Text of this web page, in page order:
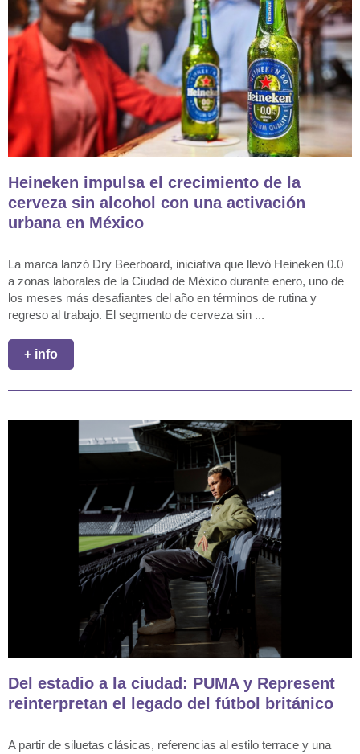
Heineken impulsa el crecimiento de la
cerveza sin alcohol con una activación
urbana en México
La marca lanzó Dry Beerboard, iniciativa que llevó Heineken 0.0
a zonas laborales de la Ciudad de México durante enero, uno de
los meses más desafiantes del año en términos de rutina y
regreso al trabajo. El segmento de cerveza sin ...
+ info
Del estadio a la ciudad: PUMA y Represent
reinterpretan el legado del fútbol británico
A partir de siluetas clásicas, referencias al estilo terrace y una